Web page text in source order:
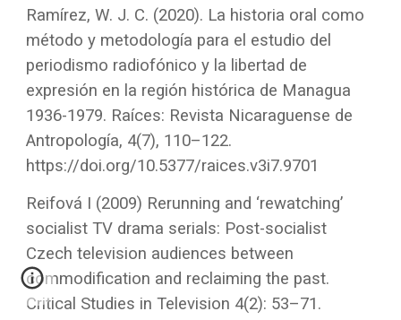
Ramírez, W. J. C. (2020). La historia oral como
método y metodología para el estudio del
periodismo radiofónico y la libertad de
expresión en la región histórica de Managua
1936-1979. Raíces: Revista Nicaraguense de
Antropología, 4(7), 110–122.
https://doi.org/10.5377/raices.v3i7.9701
Reifová I (2009) Rerunning and ‘rewatching’
socialist TV drama serials: Post-socialist
Czech television audiences between
commodification and reclaiming the past.
Critical Studies in Television 4(2): 53–71.